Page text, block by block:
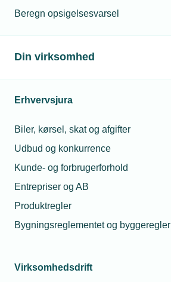
Beregn opsigelsesvarsel
Din virksomhed
Erhvervsjura
Biler, kørsel, skat og afgifter
Udbud og konkurrence
Kunde- og forbrugerforhold
Entrepriser og AB
Produktregler
Bygningsreglementet og byggeregler
Virksomhedsdrift